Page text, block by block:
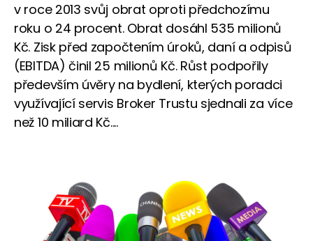
v roce 2013 svůj obrat oproti předchozímu
roku o 24 procent. Obrat dosáhl 535 milionů
Kč. Zisk před započtením úroků, daní a odpisů
(EBITDA) činil 25 milionů Kč. Růst podpořily
především úvěry na bydlení, kterých poradci
využívající servis Broker Trustu sjednali za více
než 10 miliard Kč....